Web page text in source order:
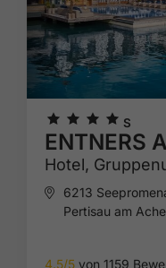
🞙 🞙 🞙 🞙S
ENTNERS
Hotel,
6213
Pertisau am
4.5/5 von 1159